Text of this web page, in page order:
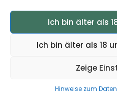
Ich bin älter als
Ich bin älter als 18
Zeige
Hinweise zum
Jetzt auch als App